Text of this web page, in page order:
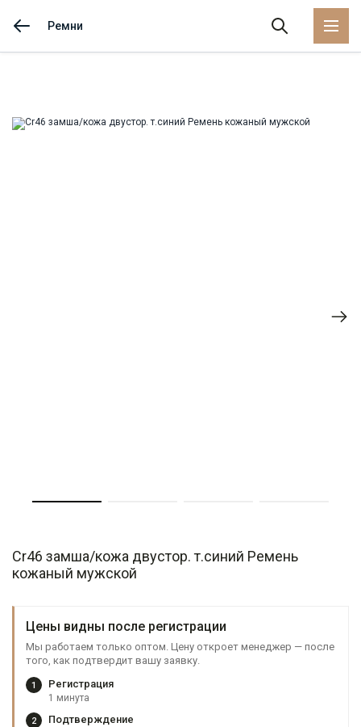
Ремни
Cr46 замша/кожа двустор. т.синий Ремень
кожаный мужской
Цены видны после регистрации
Мы работаем только оптом. Цену откроет менеджер — после
того, как подтвердит вашу заявку.
1 Регистрация
1 минута
2 Подтверждение